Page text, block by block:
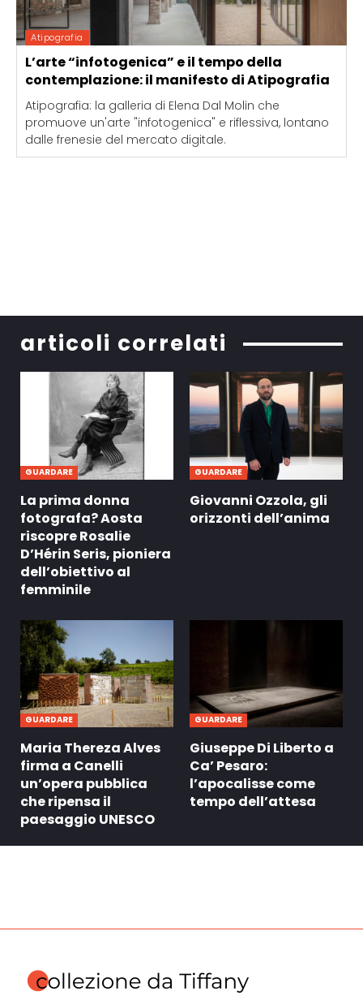
Atipografia
L’arte “infotogenica” e il tempo della
contemplazione: il manifesto di Atipografia
Atipografia: la galleria di Elena Dal Molin che
promuove un'arte "infotogenica" e riflessiva, lontano
dalle frenesie del mercato digitale.
articoli correlati
GUARDARE
La prima donna
fotografa? Aosta
riscopre Rosalie
D’Hérin Seris, pioniera
dell’obiettivo al
femminile
GUARDARE
Giovanni Ozzola, gli
orizzonti dell’anima
GUARDARE
Maria Thereza Alves
firma a Canelli
un’opera pubblica
che ripensa il
paesaggio UNESCO
GUARDARE
Giuseppe Di Liberto a
Ca’ Pesaro:
l’apocalisse come
tempo dell’attesa